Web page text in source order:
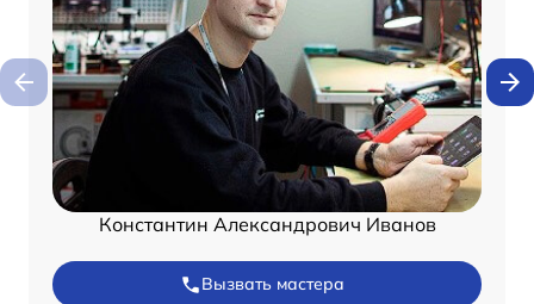
Константин Александрович Иванов
Вызвать мастера